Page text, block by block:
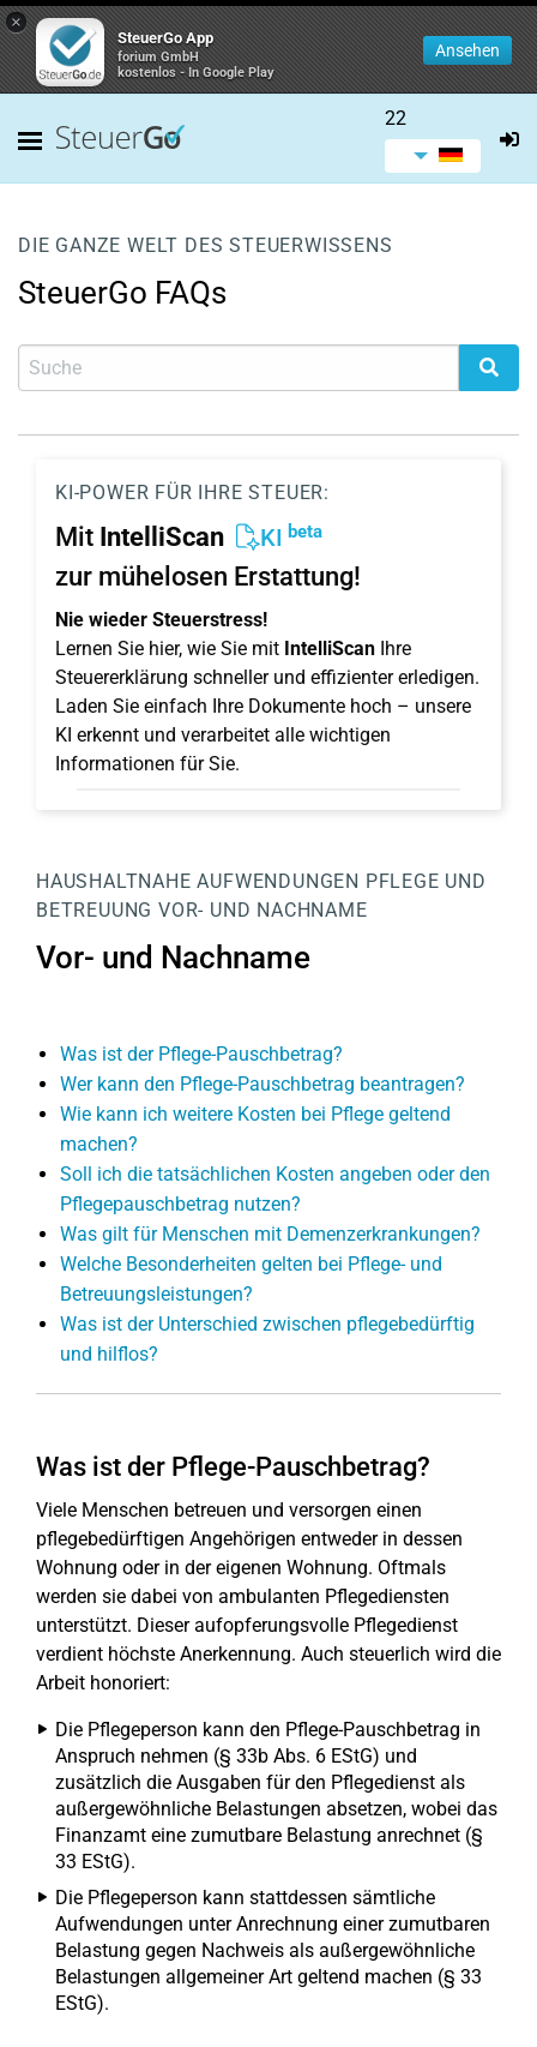
×
SteuerGo App
forium GmbH
kostenlos - In Google Play
Ansehen
22
DIE GANZE WELT DES STEUERWISSENS
SteuerGo FAQs
KI-POWER FÜR IHRE STEUER:
Mit IntelliScan KI beta
zur mühelosen Erstattung!
Nie wieder Steuerstress!
Lernen Sie hier, wie Sie mit IntelliScan Ihre
Steuererklärung schneller und effizienter erledigen.
Laden Sie einfach Ihre Dokumente hoch – unsere
KI erkennt und verarbeitet alle wichtigen
Informationen für Sie.
HAUSHALTNAHE AUFWENDUNGEN PFLEGE UND
BETREUUNG VOR- UND NACHNAME
Vor- und Nachname
Was ist der Pflege-Pauschbetrag?
Wer kann den Pflege-Pauschbetrag beantragen?
Wie kann ich weitere Kosten bei Pflege geltend
machen?
Soll ich die tatsächlichen Kosten angeben oder den
Pflegepauschbetrag nutzen?
Was gilt für Menschen mit Demenzerkrankungen?
Welche Besonderheiten gelten bei Pflege- und
Betreuungsleistungen?
Was ist der Unterschied zwischen pflegebedürftig
und hilflos?
Was ist der Pflege-Pauschbetrag?
Viele Menschen betreuen und versorgen einen
pflegebedürftigen Angehörigen entweder in dessen
Wohnung oder in der eigenen Wohnung. Oftmals
werden sie dabei von ambulanten Pflegediensten
unterstützt. Dieser aufopferungsvolle Pflegedienst
verdient höchste Anerkennung. Auch steuerlich wird die
Arbeit honoriert:
Die Pflegeperson kann den Pflege-Pauschbetrag in
Anspruch nehmen (§ 33b Abs. 6 EStG) und
zusätzlich die Ausgaben für den Pflegedienst als
außergewöhnliche Belastungen absetzen, wobei das
Finanzamt eine zumutbare Belastung anrechnet (§
33 EStG).
Die Pflegeperson kann stattdessen sämtliche
Aufwendungen unter Anrechnung einer zumutbaren
Belastung gegen Nachweis als außergewöhnliche
Belastungen allgemeiner Art geltend machen (§ 33
EStG).